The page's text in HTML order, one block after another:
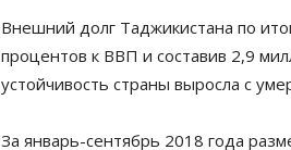
Внешний долг Таджикистана по
процентов к ВВП и составив 2,9
устойчивость страны выросла с
За январь-сентябрь 2018 года